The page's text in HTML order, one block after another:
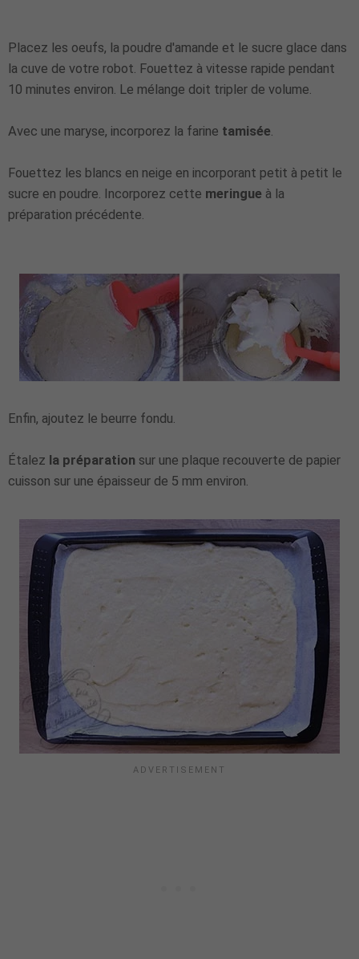
Placez les oeufs, la poudre d'amande et le sucre glace dans
la cuve de votre robot. Fouettez à vitesse rapide pendant
10 minutes environ. Le mélange doit tripler de volume.
Avec une maryse, incorporez la farine tamisée.
Fouettez les blancs en neige en incorporant petit à petit le
sucre en poudre. Incorporez cette meringue à la
préparation précédente.
Enfin, ajoutez le beurre fondu.
Étalez la préparation sur une plaque recouverte de papier
cuisson sur une épaisseur de 5 mm environ.